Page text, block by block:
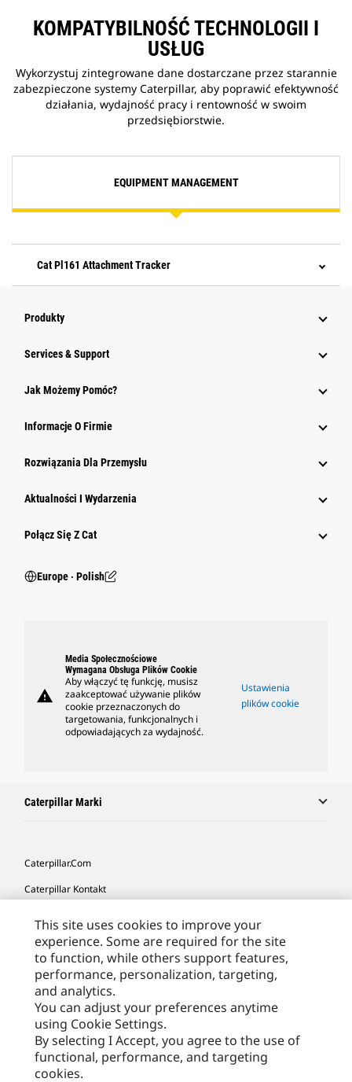
KOMPATYBILNOŚĆ TECHNOLOGII I
USŁUG
Wykorzystuj zintegrowane dane dostarczane przez starannie
zabezpieczone systemy Caterpillar, aby poprawić efektywność
działania, wydajność pracy i rentowność w swoim
przedsiębiorstwie.
EQUIPMENT MANAGEMENT
Cat Pl161 Attachment Tracker
Produkty
Services & Support
Jak Możemy Pomóc?
Informacje O Firmie
Rozwiązania Dla Przemysłu
Aktualności I Wydarzenia
Połącz Się Z Cat
Europe ‧ Polish
warning
Media Społecznościowe
Wymagana Obsługa Plików Cookie
Aby włączyć tę funkcję, musisz
zaakceptować używanie plików
cookie przeznaczonych do
targetowania, funkcjonalnych i
odpowiadających za wydajność.
Ustawienia
plików cookie
Caterpillar Marki
Caterpillar.com
Caterpillar Kontakt
Moje Preferencje Marketingowe
Site Map
Cookie Settings
Legal
Privacy
This site uses cookies to improve your
experience. Some are required for the site
to function, while others support features,
performance, personalization, targeting,
and analytics.
You can adjust your preferences anytime
using Cookie Settings.
By selecting I Accept, you agree to the use of
functional, performance, and targeting
cookies.